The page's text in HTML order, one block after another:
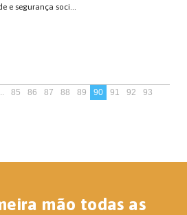
e segurança soci...
85 86 87 88 89 90 91 92
93
mão todas as